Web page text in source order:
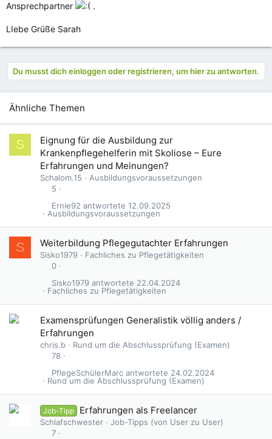
Ansprechpartner
.
LIebe Grüße Sarah
Du musst dich einloggen oder registrieren, um hier zu antworten.
Ähnliche Themen
S
Eignung für die Ausbildung zur
Krankenpflegehelferin mit Skoliose – Eure
Erfahrungen und Meinungen?
Schalom.15
Ausbildungsvoraussetzungen
5
Ausbildungsvoraussetzungen
12.09.2025
Ernie92
S Weiterbildung Pflegegutachter Erfahrungen
Sisko1979
Fachliches zu Pflegetätigkeiten
0
Fachliches zu Pflegetätigkeiten
22.04.2024
Sisko1979
Examensprüfungen Generalistik völlig anders /
Erfahrungen
chris.b
Rund um die Abschlussprüfung (Examen)
78
Rund um die Abschlussprüfung (Examen)
24.02.2024
PflegeSchülerMarc
Job-Tipp Erfahrungen als Freelancer
Schlafschwester
Job-Tipps (von User zu User)
7